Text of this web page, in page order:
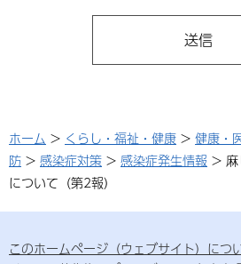
ホーム > くらし・福祉・健康 > 健康・
防 > 感染症対策 > 感染症発生情報 > 麻
について（第2報）
このホームページ（ウェブサイト）につ